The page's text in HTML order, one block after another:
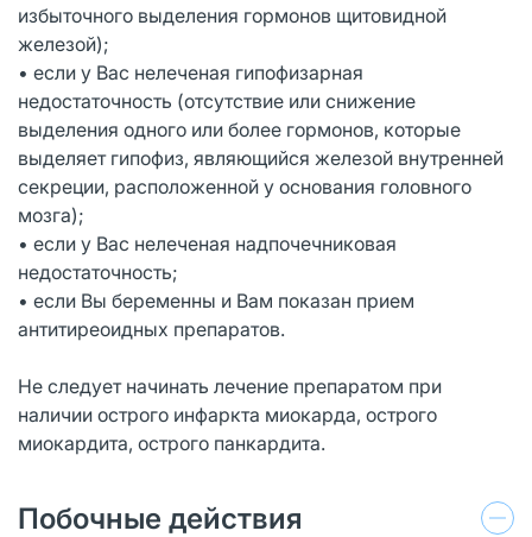
избыточного выделения гормонов щитовидной
железой);
• если у Вас нелеченая гипофизарная
недостаточность (отсутствие или снижение
выделения одного или более гормонов, которые
выделяет гипофиз, являющийся железой внутренней
секреции, расположенной у основания головного
мозга);
• если у Вас нелеченая надпочечниковая
недостаточность;
• если Вы беременны и Вам показан прием
антитиреоидных препаратов.
Не следует начинать лечение препаратом при
наличии острого инфаркта миокарда, острого
миокардита, острого панкардита.
Побочные действия